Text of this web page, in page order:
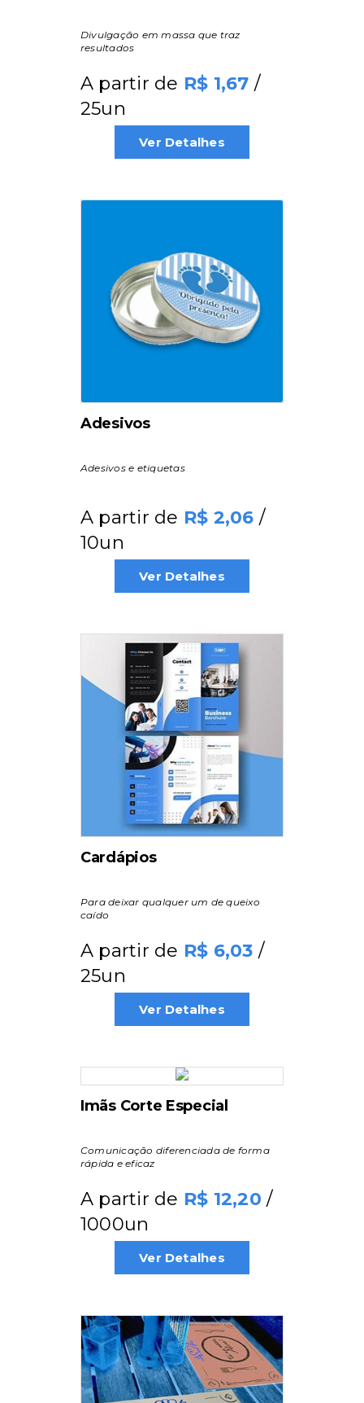
Divulgação em massa que traz
resultados
A partir de 1,67 /
25un
Ver Detalhes
Adesivos
Adesivos e etiquetas
A partir de 2,06 /
10un
Ver Detalhes
Cardápios
Para deixar qualquer um de queixo
caído
A partir de 6,03 /
25un
Ver Detalhes
Imãs Corte Especial
Comunicação diferenciada de forma
rápida e eficaz
A partir de 12,20 /
1000un
Ver Detalhes